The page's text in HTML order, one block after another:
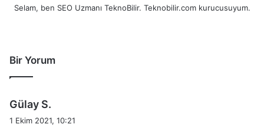
Selam, ben SEO Uzmanı TeknoBilir. Teknobilir.com kurucusuyum.
Bir Yorum
Gülay S.
1 Ekim 2021, 10:21